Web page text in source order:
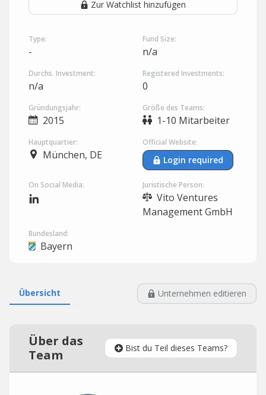
Zur Watchlist hinzufügen
Type:
-
Fund Size:
n/a
Durchs. Investment:
n/a
Registered Investments:
0
Gründungsjahr:
2015
Größe des Teams:
1-10 Mitarbeiter
Hauptquartier:
München, DE
Official Website:
Login required
On Social Media: Juristische Person:
Vito Ventures
Management GmbH
Bundesland:
Bayern
Übersicht Unternehmen editieren
Über das
Team
Bist du Teil dieses Teams?